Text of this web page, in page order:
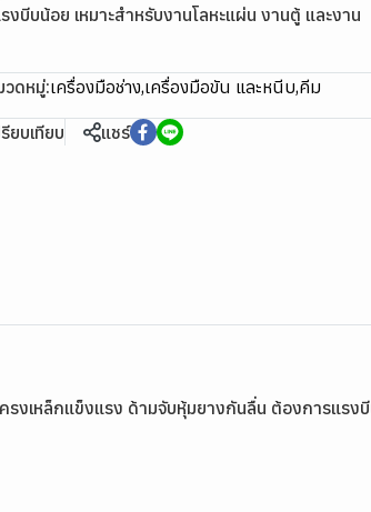
บีบน้อย เหมาะสำหรับงานโลหะแผ่น งานตู้ และงาน
วดหมู่:เครื่องมือช่าง,เครื่องมือขัน และหนีบ,คีม
รียบเทียบ แชร์
รงเหล็กแข็งแรง ด้ามจับหุ้มยางกันลื่น ต้องการแรง